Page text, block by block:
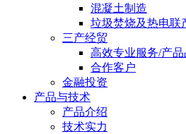
混凝土制造
垃圾焚烧及热电联
三产经贸
高效专业服务/产
合作客户
金融投资
产品与技术
产品介绍
技术实力